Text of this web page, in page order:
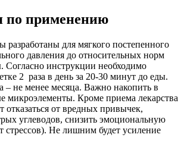
по применению
разработаны для мягкого постепенного
давления до относительных норм
Согласно инструкции необходимо
2 раза в день за 20-30 минут до еды.
– не менее месяца. Важно накопить в
микроэлементы. Кроме приема лекарства
отказаться от вредных привычек,
углеводов, снизить эмоциональную
стрессов). Не лишним будет усиление